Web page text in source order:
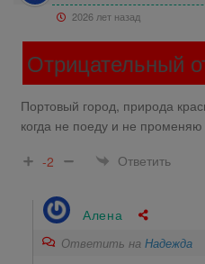
2026 лет назад
Отрицательный
Портовый город, природа
когда не поеду и не
-2
Ответить
Алена
Ответить на Надежда